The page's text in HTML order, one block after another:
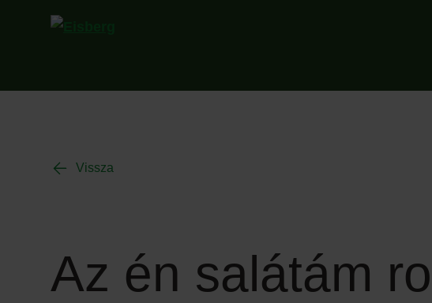
Vissza
Az én salátám